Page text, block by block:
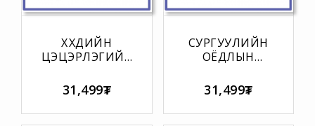
ХҮҮХДИЙН
ЦЭЦЭРЛЭГИЙН
ХӨГЖМИЙН
БАГШИЙН
АЛБАН
31,499₮
СУРГУУЛИЙН
ОЁДЛЫН
АЖЛЫН
БАЙРНЫ
ТОДОРХОЙЛОЛТ
31,499₮